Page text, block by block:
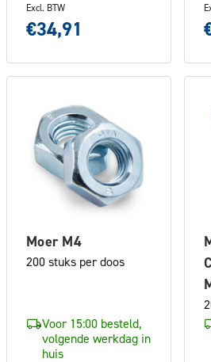
Excl. BTW
€34,91
Moer M4
200 stuks per doos
Voor 15:00 besteld,
volgende werkdag in
huis